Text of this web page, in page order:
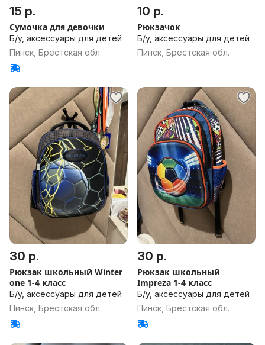
15 р.
Сумочка для девочки
Б/у, аксессуары для детей
Пинск, Брестская обл.
10 р.
Рюкзачок
Б/у, аксессуары для детей
Пинск, Брестская обл.
30 р.
Рюкзак школьный Winter
one 1-4 класс
Б/у, аксессуары для детей
Пинск, Брестская обл.
30 р.
Рюкзак школьный
Impreza 1-4 класс
Б/у, аксессуары для детей
Пинск, Брестская обл.